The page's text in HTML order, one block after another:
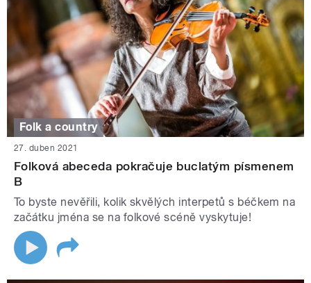
Folk a country
27. duben 2021
Folková abeceda pokračuje buclatým písmenem
B
To byste nevěřili, kolik skvělých interpetů s béčkem na
začátku jména se na folkové scéně vyskytuje!